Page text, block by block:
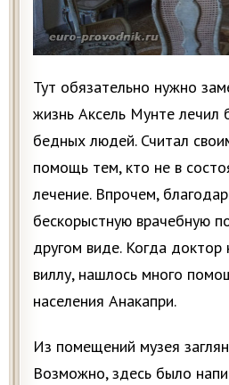
Тут обязательно нужно
жизнь Аксель Мунте лечил
бедных людей. Считал
помощь тем, кто не в
лечение. Впрочем,
бескорыстную врачебную
другом виде. Когда доктор
виллу, нашлось много
населения Анакапри.
Из помещений музея
Возможно, здесь было